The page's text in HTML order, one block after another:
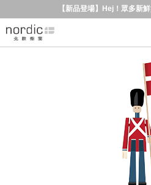
【新品登場】Hej！眾多新